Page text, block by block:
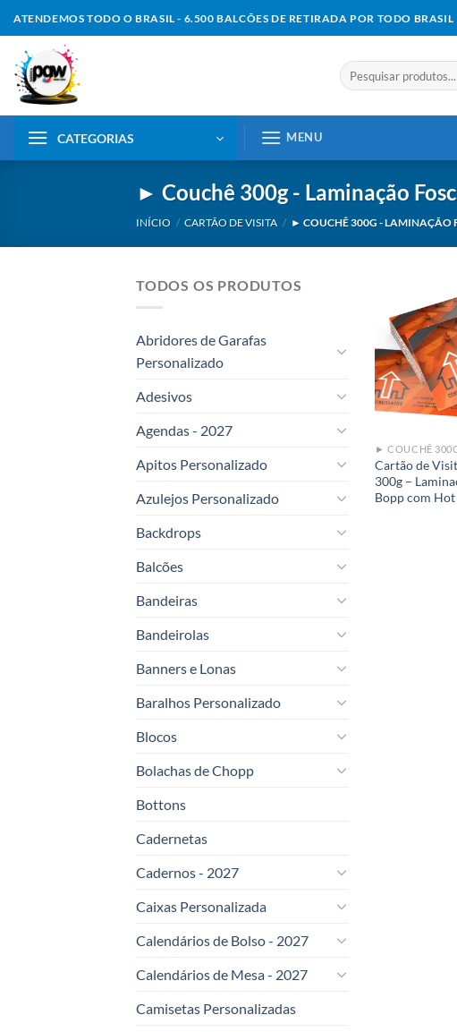
to
content
ATENDEMOS TODO O BRASIL - 6.500 BALCÕES DE RETIRADA POR TODO BRASIL
Pesquisar
por:
CATEGORIAS MENU
► Couchê 300g - Laminação
INÍCIO / CARTÃO DE VISITA / ► COUCHÊ 300G - LAMINAÇÃO
TODOS OS PRODUTOS
Abridores de Garafas
Personalizado
Adesivos
Agendas - 2027
Apitos Personalizado
Azulejos Personalizado
Backdrops
Balcões
Bandeiras
Bandeirolas
Banners e Lonas
Baralhos Personalizado
Blocos
Bolachas de Chopp
Bottons
Cadernetas
Cadernos - 2027
Caixas Personalizada
Calendários de Bolso - 2027
Calendários de Mesa - 2027
Camisetas Personalizadas
Cartão de
300g –
Bopp com